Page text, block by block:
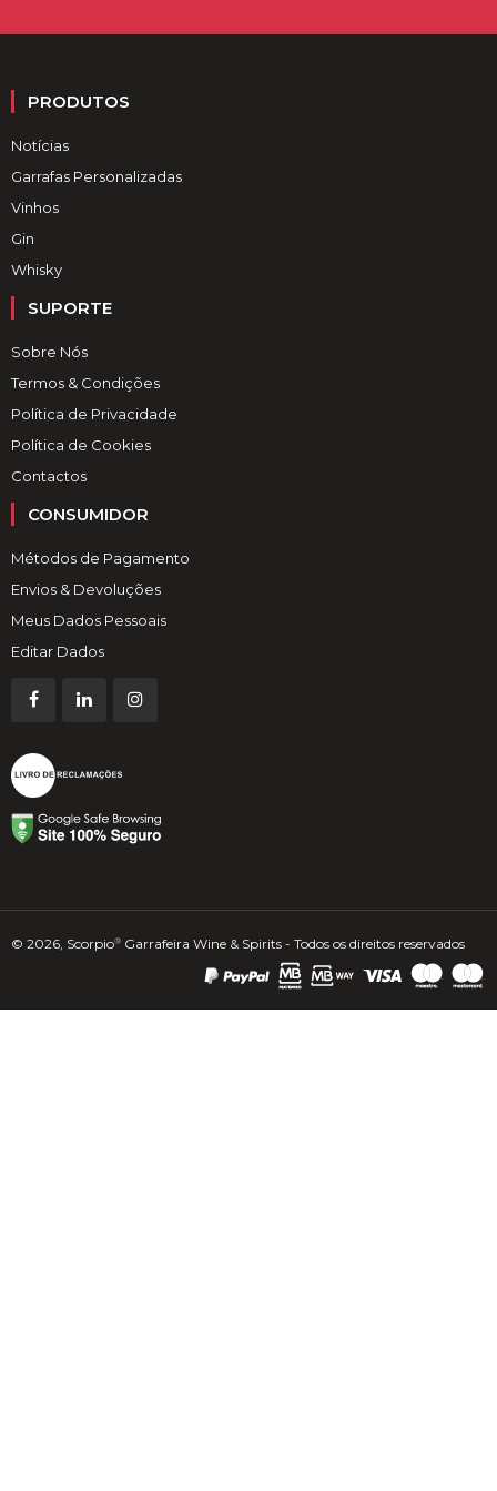
PRODUTOS
Notícias
Garrafas Personalizadas
Vinhos
Gin
Whisky
SUPORTE
Sobre Nós
Termos & Condições
Política de Privacidade
Política de Cookies
Contactos
CONSUMIDOR
Métodos de Pagamento
Envios & Devoluções
Meus Dados Pessoais
Editar Dados
© 2026, Scorpio® Garrafeira Wine & Spirits - Todos os direitos reservados